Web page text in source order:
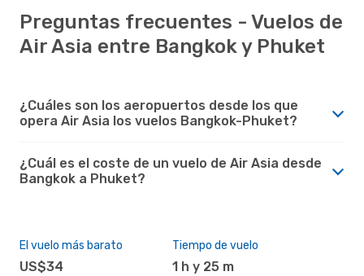
Preguntas frecuentes - Vuelos de
Air Asia entre Bangkok y Phuket
¿Cuáles son los aeropuertos desde los que
opera Air Asia los vuelos Bangkok-Phuket?
¿Cuál es el coste de un vuelo de Air Asia desde
Bangkok a Phuket?
El vuelo más barato
US$34
Tiempo de vuelo
1 h y 25 m